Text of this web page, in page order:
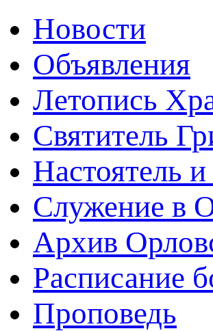
Новости
Объявления
Летопись
Святитель
Настоятель
Служение в
Архив
Расписание
Проповедь